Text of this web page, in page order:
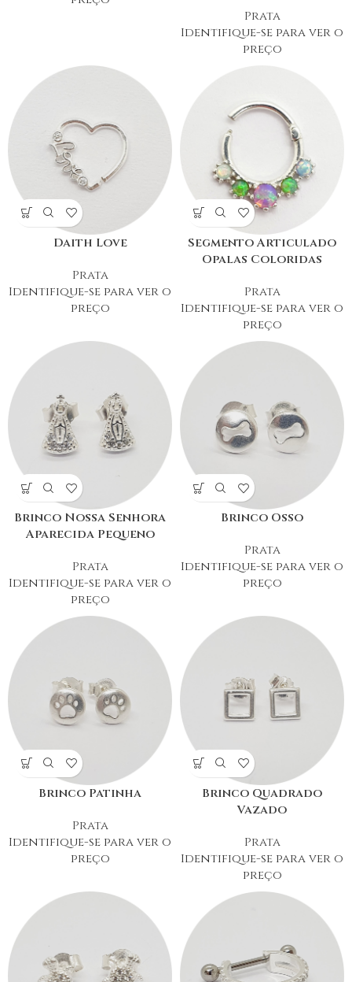
Prata
Identifique-se para ver o
preço
Daith Love
Prata
Identifique-se para ver o
preço
Segmento Articulado
Opalas Coloridas
Prata
Identifique-se para ver o
preço
Brinco Nossa Senhora
Aparecida Pequeno
Prata
Identifique-se para ver o
preço
Brinco Osso
Prata
Identifique-se para ver o
preço
Brinco Patinha
Prata
Identifique-se para ver o
preço
Brinco Quadrado
Vazado
Prata
Identifique-se para ver o
preço